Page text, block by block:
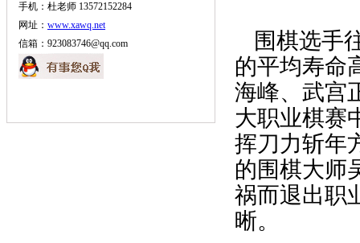
手机：杜老师 13572152284
网址： www.xawq.net
信箱：923083746@qq.com
围棋选手
的平均寿命
海峰、武宫
大职业棋赛
挥刀力斩年
的围棋大师
祸而退出职
晰。